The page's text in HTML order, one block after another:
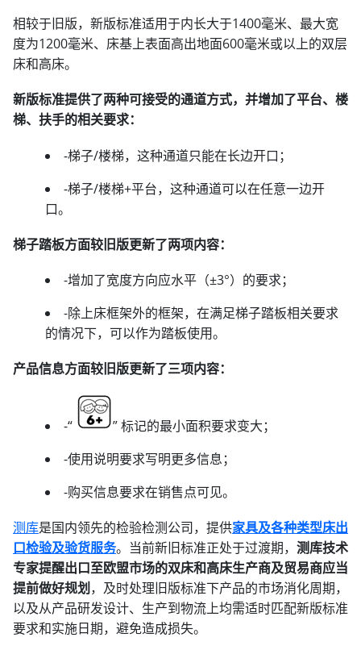
相较于旧版，新版标准适用于内长大于1400毫米、最大宽
度为1200毫米、床基上表面高出地面600毫米或以上的双层
床和高床。
新版标准提供了两种可接受的通道方式，并增加了平台、楼
梯、扶手的相关要求：
-梯子/楼梯，这种通道只能在长边开口；
-梯子/楼梯+平台，这种通道可以在任意一边开
口。
梯子踏板方面较旧版更新了两项内容：
-增加了宽度方向应水平（±3°）的要求；
-除上床框架外的框架，在满足梯子踏板相关要求
的情况下，可以作为踏板使用。
产品信息方面较旧版更新了三项内容：
-“
” 标记的最小面积要求变大；
-使用说明要求写明更多信息；
-购买信息要求在销售点可见。
测库是国内领先的检验检测公司，提供家具及各种类型床出
口检验及验货服务。当前新旧标准正处于过渡期， 测库技术
专家提醒出口至欧盟市场的双床和高床生产商及贸易商应当
提前做好规划，及时处理旧版标准下产品的市场消化周期，
以及从产品研发设计、生产到物流上均需适时匹配新版标准
要求和实施日期，避免造成损失。